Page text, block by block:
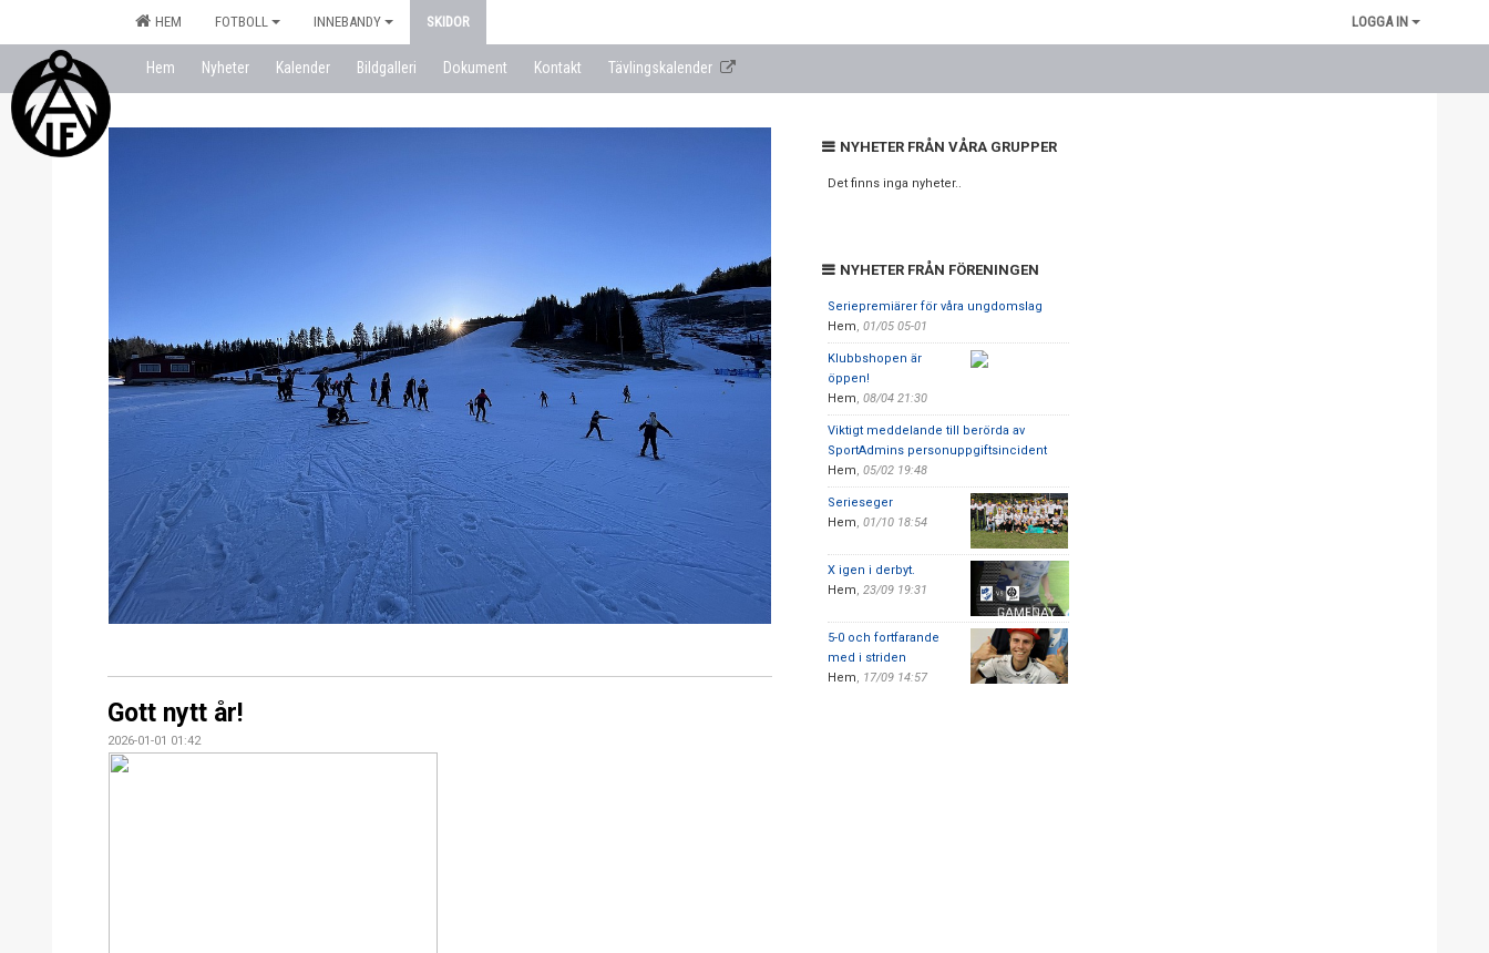
HEM FOTBOLL INNEBANDY SKIDOR LOGGA IN
Hem Nyheter Kalender Bildgalleri Dokument Kontakt Tävlingskalender
Gott nytt år!
2026-01-01 01:42
NYHETER FRÅN VÅRA GRUPPER
Det finns inga nyheter..
NYHETER FRÅN FÖRENINGEN
Seriepremiärer för våra ungdomslag
Hem, 01/05 05-01
Klubbshopen är
öppen!
Hem, 08/04 21:30
Viktigt meddelande till berörda av
SportAdmins personuppgiftsincident
Hem, 05/02 19:48
Serieseger
Hem, 01/10 18:54
X igen i derbyt.
Hem, 23/09 19:31
5-0 och fortfarande
med i striden
Hem, 17/09 14:57